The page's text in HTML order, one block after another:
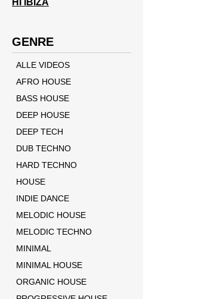
GENRE
ALLE VIDEOS
AFRO HOUSE
BASS HOUSE
DEEP HOUSE
DEEP TECH
DUB TECHNO
HARD TECHNO
HOUSE
INDIE DANCE
MELODIC HOUSE
MELODIC TECHNO
MINIMAL
MINIMAL HOUSE
ORGANIC HOUSE